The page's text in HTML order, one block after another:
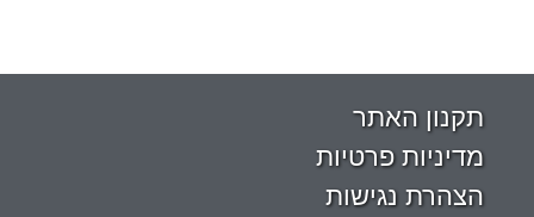
תקנון האתר
מדיניות פרטיות
הצהרת נגישות